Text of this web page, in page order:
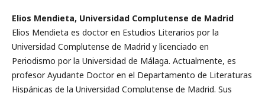
Elios Mendieta, Universidad Complutense de Madrid
Elios Mendieta es doctor en Estudios Literarios por la
Universidad Complutense de Madrid y licenciado en
Periodismo por la Universidad de Málaga. Actualmente, es
profesor Ayudante Doctor en el Departamento de Literaturas
Hispánicas de la Universidad Complutense de Madrid. Sus